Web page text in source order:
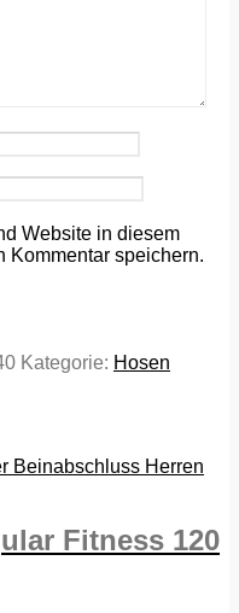
Website in diesem
Kommentar speichern.
Kategorie: Hosen
Fitness 120